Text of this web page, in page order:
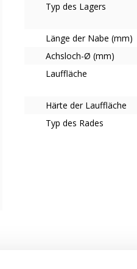
Typ des Lagers
Länge der Nabe (mm)
Achsloch-Ø (mm)
Lauffläche
Härte der Lauffläche
Typ des Rades